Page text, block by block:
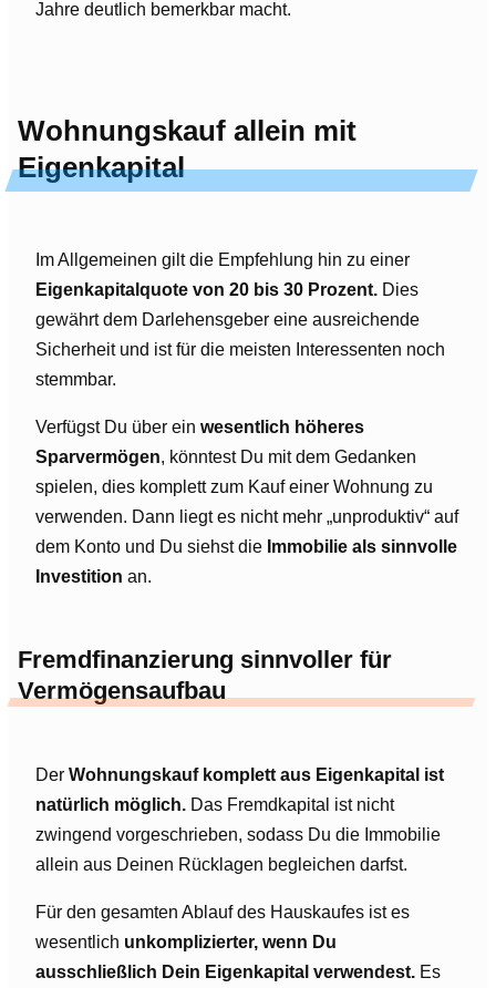
Jahre deutlich bemerkbar macht.
Wohnungskauf allein mit
Eigenkapital
Im Allgemeinen gilt die Empfehlung hin zu einer
Eigenkapitalquote von 20 bis 30 Prozent. Dies
gewährt dem Darlehensgeber eine ausreichende
Sicherheit und ist für die meisten Interessenten noch
stemmbar.
Verfügst Du über ein wesentlich höheres
Sparvermögen, könntest Du mit dem Gedanken
spielen, dies komplett zum Kauf einer Wohnung zu
verwenden. Dann liegt es nicht mehr „unproduktiv“ auf
dem Konto und Du siehst die Immobilie als sinnvolle
Investition an.
Fremdfinanzierung sinnvoller für
Vermögensaufbau
Der Wohnungskauf komplett aus Eigenkapital ist
natürlich möglich. Das Fremdkapital ist nicht
zwingend vorgeschrieben, sodass Du die Immobilie
allein aus Deinen Rücklagen begleichen darfst.
Für den gesamten Ablauf des Hauskaufes ist es
wesentlich unkomplizierter, wenn Du
ausschließlich Dein Eigenkapital verwendest. Es